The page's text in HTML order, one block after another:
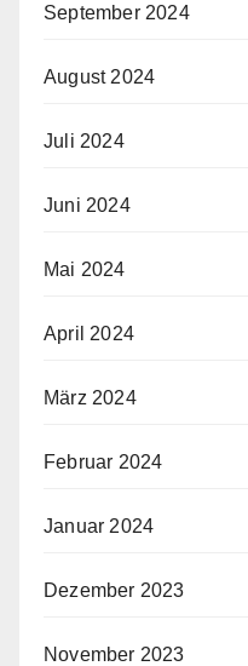
September 2024
August 2024
Juli 2024
Juni 2024
Mai 2024
April 2024
März 2024
Februar 2024
Januar 2024
Dezember 2023
November 2023